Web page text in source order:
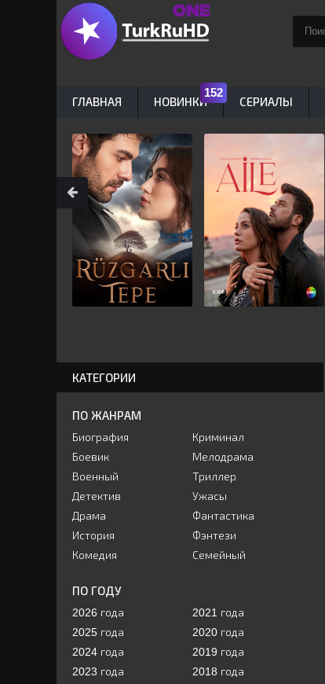
КАТЕГОРИИ
ПО ЖАНРАМ
Биография
Боевик
Военный
Детектив
Драма
История
Комедия
Криминал
Мелодрама
Триллер
Ужасы
Фантастика
Фэнтези
Семейный
ПО ГОДУ
2026 года
2025 года
2024 года
2023 года
2021 года
2020 года
2019 года
2018 года
ГЛАВНАЯ НОВИНКИ СЕРИАЛЫ